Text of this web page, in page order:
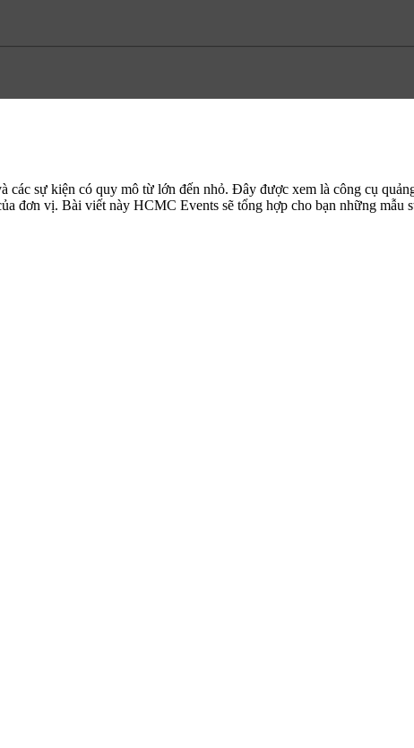
các sự kiện có quy mô từ lớn đến nhỏ. Đây được xem là công cụ
đơn vị. Bài viết này HCMC Events sẽ tổng hợp cho bạn những mẫu